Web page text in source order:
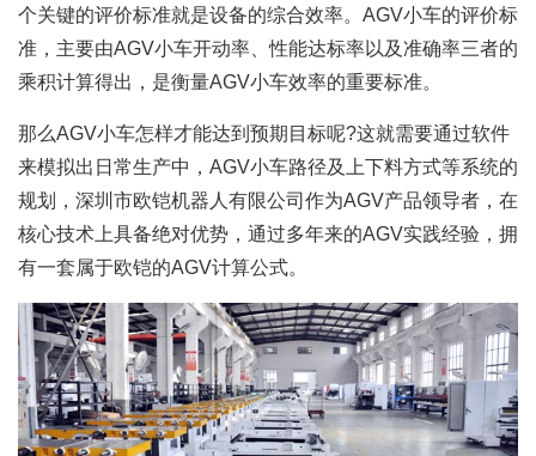
个关键的评价标准就是设备的综合效率。AGV小车的评价标
准，主要由AGV小车开动率、性能达标率以及准确率三者的
乘积计算得出，是衡量AGV小车效率的重要标准。
那么AGV小车怎样才能达到预期目标呢?这就需要通过软件
来模拟出日常生产中，AGV小车路径及上下料方式等系统的
规划，深圳市欧铠机器人有限公司作为AGV产品领导者，在
核心技术上具备绝对优势，通过多年来的AGV实践经验，拥
有一套属于欧铠的AGV计算公式。